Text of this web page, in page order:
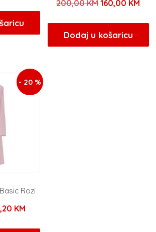
152,00 KM.
200,00KMIzvorna
bila
je:
160,00 KM
Dodaj u košaricu
- 20 %
Rozi
KM